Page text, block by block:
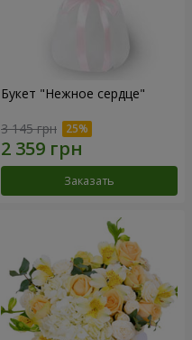
Букет "Нежное сердце"
3 145 грн
Заказать